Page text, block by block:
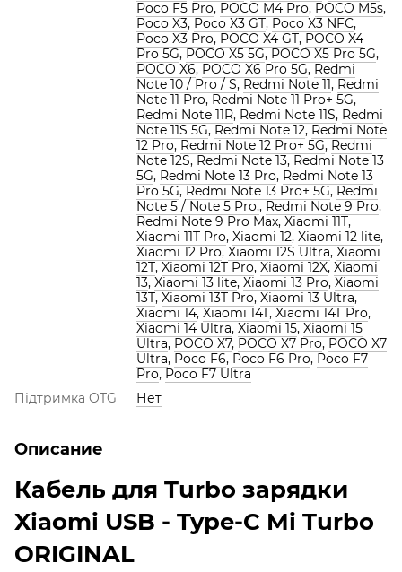
Poco F5 Pro, POCO M4 Pro, POCO M5s,
Poco X3, Poco X3 GT, Poco X3 NFC,
Poco X3 Pro, POCO X4 GT, POCO X4
Pro 5G, POCO X5 5G, POCO X5 Pro 5G,
POCO X6, POCO X6 Pro 5G, Redmi
Note 10 / Pro / S, Redmi Note 11, Redmi
Note 11 Pro, Redmi Note 11 Pro+ 5G,
Redmi Note 11R, Redmi Note 11S, Redmi
Note 11S 5G, Redmi Note 12, Redmi Note
12 Pro, Redmi Note 12 Pro+ 5G, Redmi
Note 12S, Redmi Note 13, Redmi Note 13
5G, Redmi Note 13 Pro, Redmi Note 13
Pro 5G, Redmi Note 13 Pro+ 5G, Redmi
Note 5 / Note 5 Pro,, Redmi Note 9 Pro,
Redmi Note 9 Pro Max, Xiaomi 11T,
Xiaomi 11T Pro, Xiaomi 12, Xiaomi 12 lite,
Xiaomi 12 Pro, Xiaomi 12S Ultra, Xiaomi
12T, Xiaomi 12T Pro, Xiaomi 12X, Xiaomi
13, Xiaomi 13 lite, Xiaomi 13 Pro, Xiaomi
13T, Xiaomi 13T Pro, Xiaomi 13 Ultra,
Xiaomi 14, Xiaomi 14T, Xiaomi 14T Pro,
Xiaomi 14 Ultra, Xiaomi 15, Xiaomi 15
Ultra, POCO X7, POCO X7 Pro, POCO X7
Ultra, Poco F6, Poco F6 Pro, Poco F7
Pro, Poco F7 Ultra
Підтримка OTG
Нет
Описание
Кабель для Turbo зарядки
Xiaomi USB - Type-C Mi Turbo
ORIGINAL